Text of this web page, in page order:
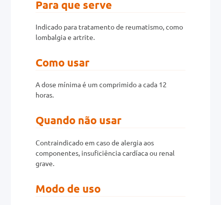
Para que serve
Indicado para tratamento de reumatismo, como
lombalgia e artrite.
Como usar
A dose mínima é um comprimido a cada 12
horas.
Quando não usar
Contraindicado em caso de alergia aos
componentes, insuficiência cardíaca ou renal
grave.
Modo de uso